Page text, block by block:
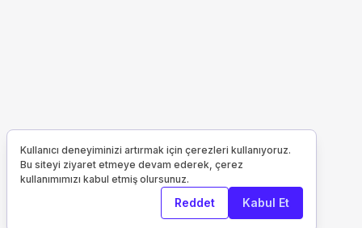
Kullanıcı deneyiminizi artırmak için çerezleri kullanıyoruz.
Bu siteyi ziyaret etmeye devam ederek, çerez
kullanımımızı kabul etmiş olursunuz.
Reddet Kabul Et